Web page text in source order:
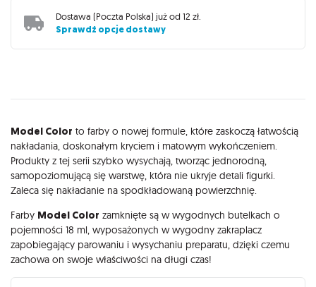
Dostawa (Poczta Polska) już od 12 zł.
Sprawdź opcje dostawy
Opis
Model Color to farby o nowej formule, które zaskoczą łatwością
nakładania, doskonałym kryciem i matowym wykończeniem.
Produkty z tej serii szybko wysychają, tworząc jednorodną,
samopoziomującą się warstwę, która nie ukryje detali figurki.
Zaleca się nakładanie na spodkładowaną powierzchnię.
Farby Model Color zamknięte są w wygodnych butelkach o
pojemności 18 ml, wyposażonych w wygodny zakraplacz
zapobiegający parowaniu i wysychaniu preparatu, dzięki czemu
zachowa on swoje właściwości na długi czas!